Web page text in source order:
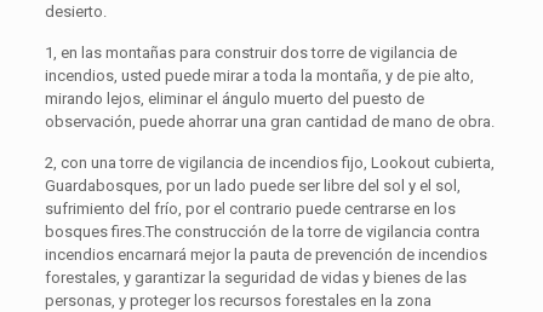
desierto.
1, en las montañas para construir dos torre de vigilancia de
incendios, usted puede mirar a toda la montaña, y de pie alto,
mirando lejos, eliminar el ángulo muerto del puesto de
observación, puede ahorrar una gran cantidad de mano de obra.
2, con una torre de vigilancia de incendios fijo, Lookout cubierta,
Guardabosques, por un lado puede ser libre del sol y el sol,
sufrimiento del frío, por el contrario puede centrarse en los
bosques fires.The construcción de la torre de vigilancia contra
incendios encarnará mejor la pauta de prevención de incendios
forestales, y garantizar la seguridad de vidas y bienes de las
personas, y proteger los recursos forestales en la zona